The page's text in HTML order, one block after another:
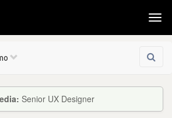
Senior UX Designer